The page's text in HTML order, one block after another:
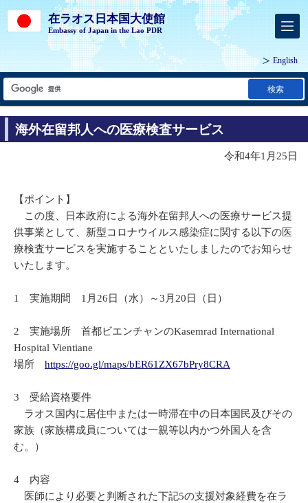
在ラオス日本国大使館
Embassy of Japan in the Lao PDR
English
検索
海外在留邦人への医療検査サービス
令和4年1月25日
【ポイント】
この度、日本政府による海外在留邦人への医療サービス提
供事業として、新型コロナウイルス感染症に関する以下の医
療検査サービスを実施することといたしましたのでお知らせ
いたします。
1 実施期間 1月26日（水）～3月20日（日）
2 実施場所 首都ビエンチャンのKasemrad International
Hospital Vientiane
場所 https://goo.gl/maps/bER61ZX67bPry8CRA
3 受給資格要件
ラオス国内に居住中または一時滞在中の日本国民及びその
家族（家族構成員については一親等以内かつ外国人を含
む。）
4 内容
医師により必要と判断された下記5の支援対象経費を在ラ